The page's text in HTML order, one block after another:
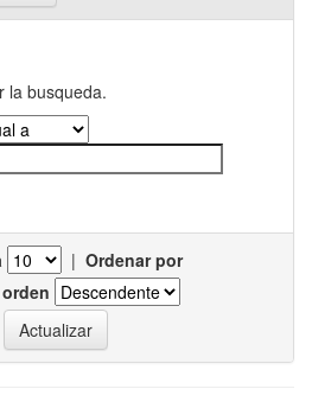
la busqueda.
| Ordenar por